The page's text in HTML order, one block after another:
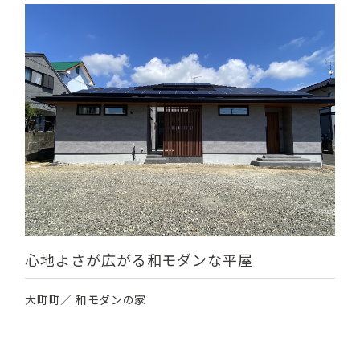
心地よさが広がる和モダンな平屋
大町町／ 和モダンの家